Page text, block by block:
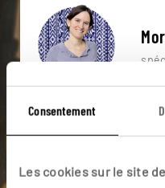
Consentement
Les cookies sur le site
Suivez vos envies et
spécialistes
près de vos envies